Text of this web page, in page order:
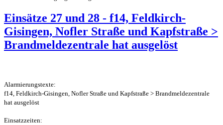
Einsätze 27 und 28 - f14, Feldkirch-
Gisingen, Nofler Straße und Kapfstraße >
Brandmeldezentrale hat ausgelöst
Alarmierungstexte:
f14, Feldkirch-Gisingen, Nofler Straße und Kapfstraße > Brandmeldezentrale
hat ausgelöst
Einsatzzeiten: